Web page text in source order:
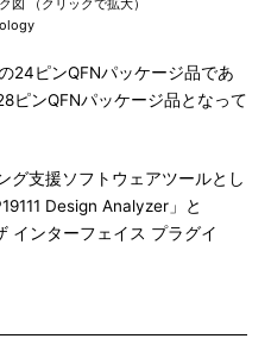
24ピンQFNパッケージ品であ
ピンQFNパッケージ品となって
支援ソフトウェアツールとし
Design Analyzer」と
インターフェイス プラグイ